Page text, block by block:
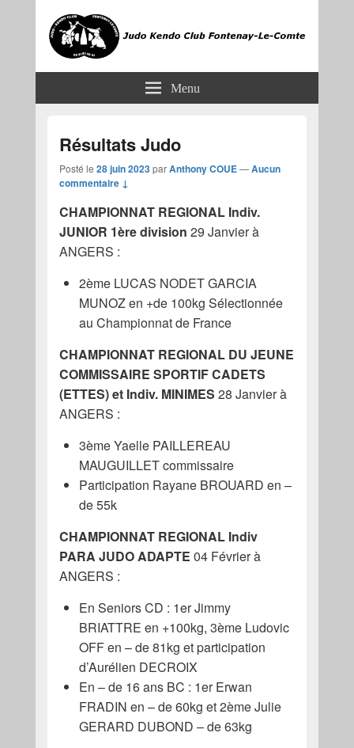
JKCF Menu
Résultats Judo
Posté le 28 juin 2023parAnthony COUE—Aucun
commentaire ↓
CHAMPIONNAT REGIONAL Indiv.
JUNIOR 1ère division 29 Janvier à
ANGERS :
2ème LUCAS NODET GARCIA
MUNOZ en +de 100kg Sélectionnée
au Championnat de France
CHAMPIONNAT REGIONAL DU JEUNE
COMMISSAIRE SPORTIF CADETS
(ETTES) et Indiv. MINIMES 28 Janvier à
ANGERS :
3ème Yaelle PAILLEREAU
MAUGUILLET commissaire
Participation Rayane BROUARD en –
de 55k
CHAMPIONNAT REGIONAL Indiv
PARA JUDO ADAPTE 04 Février à
ANGERS :
En Seniors CD : 1er Jimmy
BRIATTRE en +100kg, 3ème Ludovic
OFF en – de 81kg et participation
d’Aurélien DECROIX
En – de 16 ans BC : 1er Erwan
FRADIN en – de 60kg et 2ème Julie
GERARD DUBOND – de 63kg